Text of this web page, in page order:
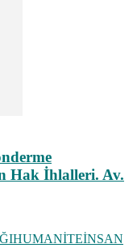
Hak İhlalleri. Av.
HUMANİTEİNSAN